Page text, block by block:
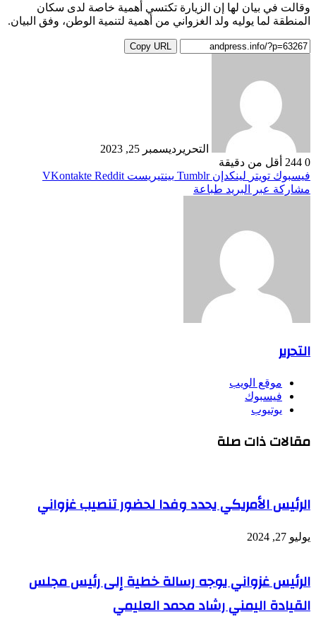
وقالت في بيان لها إن الزيارة تكتسي أهمية خاصة لدى سكان
المنطقة لما يوليه ولد الغزواني من أهمية لتنمية الوطن، وفق البيان.
Copy URL
التحرير ديسمبر 25, 2023
0
أقل من دقيقة
فيسبوك تويتر لينكدإن بينتيريست
مشاركة عبر البريد طباعة
التحرير
موقع الويب
فيسبوك
يوتيوب
مقالات ذات صلة
الرئيس الأمريكي يحدد وفدا لحضور تنصيب غزواني
يوليو 27, 2024
الرئيس غزواني يوجه رسالة خطية إلى رئيس مجلس
القيادة اليمني رشاد محمد العليمي